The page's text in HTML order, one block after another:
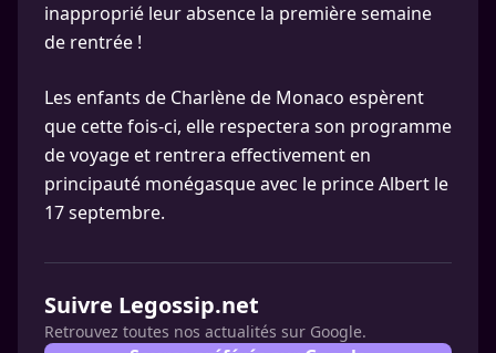
inapproprié leur absence la première semaine
de rentrée !
Les enfants de Charlène de Monaco espèrent
que cette fois-ci, elle respectera son programme
de voyage et rentrera effectivement en
principauté monégasque avec le prince Albert le
17 septembre.
Suivre Legossip.net
Retrouvez toutes nos actualités sur Google.